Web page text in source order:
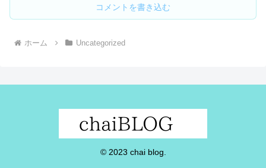
コメントを書き込む
ホーム Uncategorized
© 2023 chai blog.